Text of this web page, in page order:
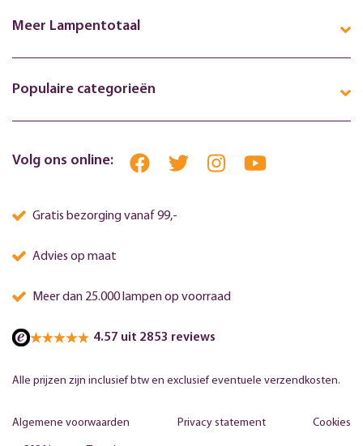
Meer Lampentotaal
Populaire categorieën
Volg ons online:
Gratis bezorging vanaf 99,-
Advies op maat
Meer dan 25.000 lampen op voorraad
4.57 uit 2853 reviews
Alle prijzen zijn inclusief btw en exclusief eventuele verzendkosten.
Algemene voorwaarden Privacy statement Cookies